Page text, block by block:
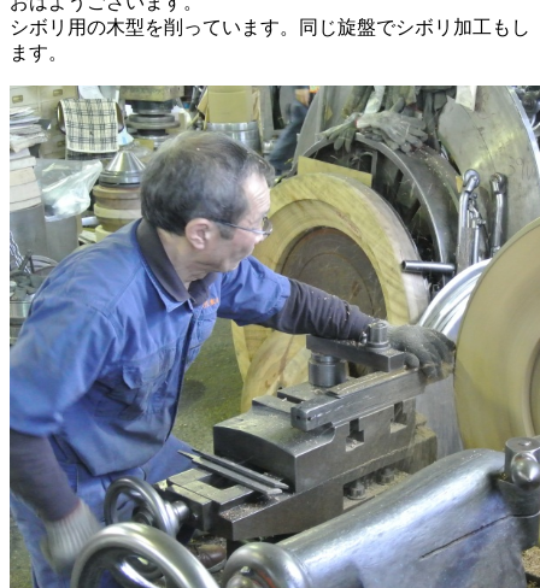
シボリ用の木型を削っています。同じ旋盤でシボリ加工もし
ます。